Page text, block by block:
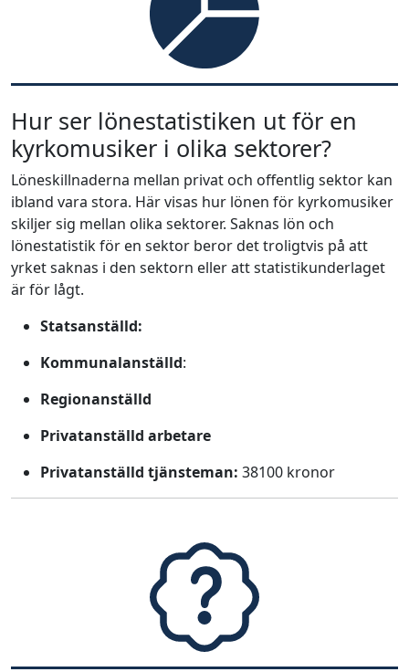
Hur ser lönestatistiken ut för en
kyrkomusiker i olika sektorer?
Löneskillnaderna mellan privat och offentlig sektor kan
ibland vara stora. Här visas hur lönen för kyrkomusiker
skiljer sig mellan olika sektorer. Saknas lön och
lönestatistik för en sektor beror det troligtvis på att
yrket saknas i den sektorn eller att statistikunderlaget
är för lågt.
Statsanställd:
Kommunalanställd:
Regionanställd
Privatanställd arbetare
Privatanställd tjänsteman: 38100 kronor